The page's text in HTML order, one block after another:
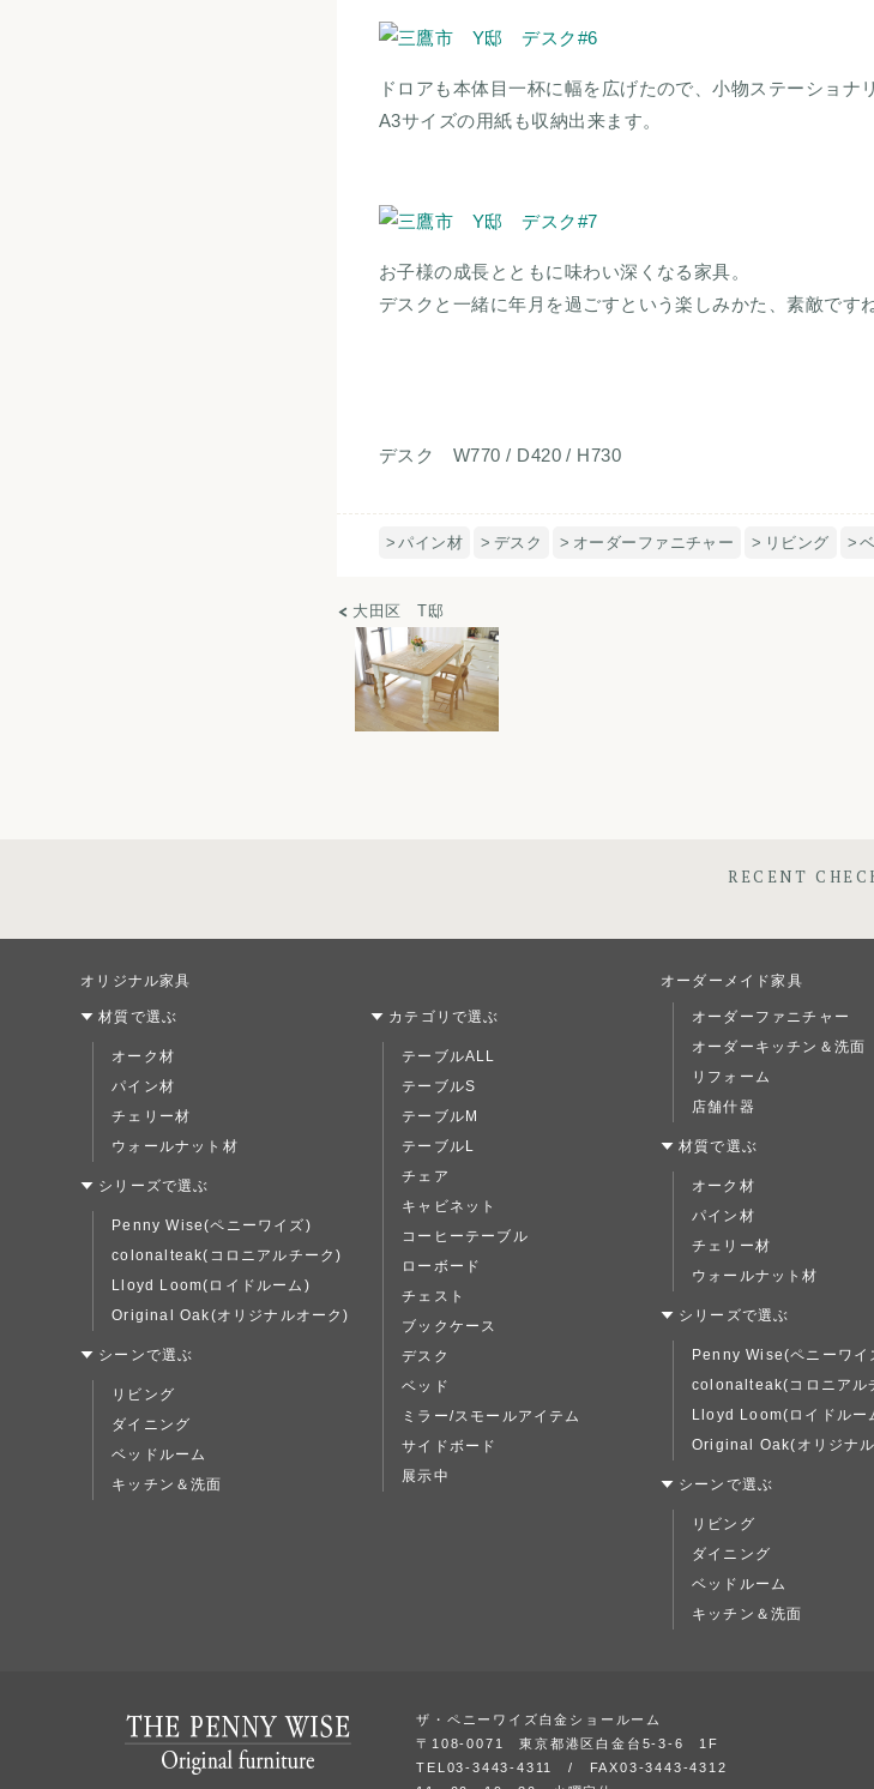
ドロアも本体目一杯に幅を広げたので、小物ステーショナ
A3サイズの用紙も収納出来ます。
お子様の成長とともに味わい深くなる家具。
デスクと一緒に年月を過ごすという楽しみかた、素敵ですね
デスク W770 / D420 / H730
パイン材 デスク オーダーファニチャー リビング
大田区 T邸
RECENT
オリジナル家具
材質で選ぶ
オーク材
パイン材
チェリー材
ウォールナット材
シリーズで選ぶ
Penny Wise(ペニーワイズ)
colonalteak(コロニアルチーク)
Lloyd Loom(ロイドルーム)
Original Oak(オリジナルオーク)
シーンで選ぶ
リビング
ダイニング
ベッドルーム
キッチン＆洗面
カテゴリで選ぶ
テーブルALL
テーブルS
テーブルM
テーブルL
チェア
キャビネット
コーヒーテーブル
ローボード
チェスト
ブックケース
デスク
ベッド
ミラー/スモールアイテム
サイドボード
展示中
オーダーメイド家具
オーダーファニチャー
オーダーキッチン＆洗面
リフォーム
店舗什器
材質で選ぶ
オーク材
パイン材
チェリー材
ウォールナット材
シリーズで選ぶ
Penny Wise(ペニーワイ
colonalteak(コロニアル
Lloyd Loom(ロイドルー
Original Oak(オリジナ
シーンで選ぶ
リビング
ダイニング
ベッドルーム
キッチン＆洗面
ザ・ペニーワイズ白金ショールーム
〒108-0071 東京都港区白金台5-3-6 1F
TEL03-3443-4311 / FAX03-3443-4312